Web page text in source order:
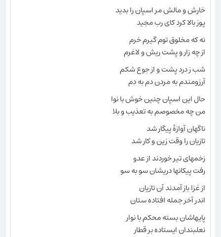
خارش و مالش مر اسپان را بدید
پوز بالا کرد کای رب مجید
نه که مخلوق توم گیرم خرم
از چه زار و پشت ریش و لاغرم
شب ز درد پشت و از جوع شکم
آرزومندم به مردن دم به دم
حال این اسپان چنین خوش با نوا
من چه مخصوصم به تعذیب و بلا
ناگهان آوازهٔ پیگار شد
تازیان را وقت زین و کار شد
زخمهای تیر خوردند از عدو
رفت پیکانها دریشان سو به سو
از غزا باز آمدند آن تازیان
اندر آخر جمله افتاده ستان
پایهاشان بسته محکم با نوار
نعلبندان ایستاده بر قطار